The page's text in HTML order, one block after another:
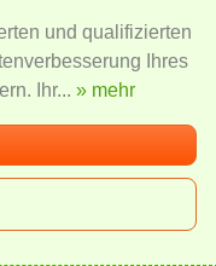
und qualifizierten
Ihres
Ihr... » mehr